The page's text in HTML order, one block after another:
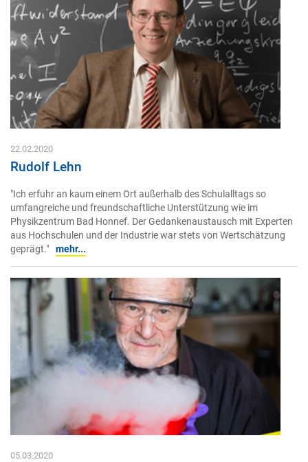
22.02.2020
Rudolf Lehn
"Ich erfuhr an kaum einem Ort außerhalb des Schulalltags so
umfangreiche und freundschaftliche Unterstützung wie im
Physikzentrum Bad Honnef. Der Gedankenaustausch mit Experten
aus Hochschulen und der Industrie war stets von Wertschätzung
geprägt." mehr...
05.03.2020